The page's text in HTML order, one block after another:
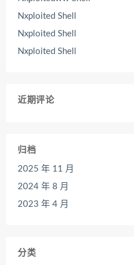
Nxploited Shell
Nxploited Shell
Nxploited Shell
近期评论
归档
2025 年 11 月
2024 年 8 月
2023 年 4 月
分类